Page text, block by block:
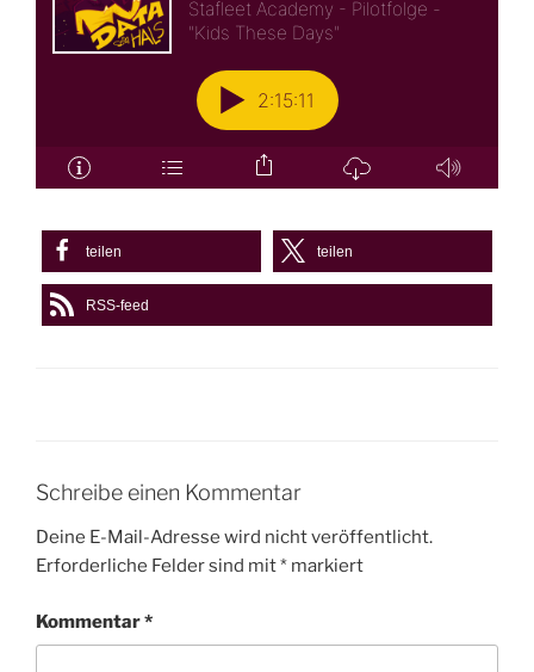
teilen teilen
RSS-feed
Schreibe einen Kommentar
Deine E-Mail-Adresse wird nicht veröffentlicht.
Erforderliche Felder sind mit* markiert
Kommentar*